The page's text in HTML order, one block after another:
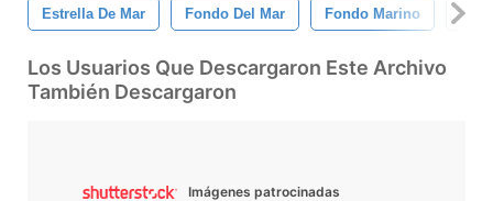
Estrella De Mar Fondo Del Mar Fondo Marino
Los Usuarios Que Descargaron Este Archivo
También Descargaron
Imágenes patrocinadas